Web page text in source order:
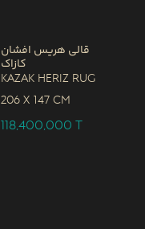
قالی هریس افشان
کازاک
Kazak Heriz Rug
206 x 147 CM
118,400,000T